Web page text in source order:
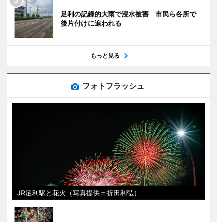
足利の記録的大雨で浸水被害 市民ら各所で
後片付けに追われる
もっと見る
フォトフラッシュ
JR足利駅と花火（写真提供＝折田利弘）